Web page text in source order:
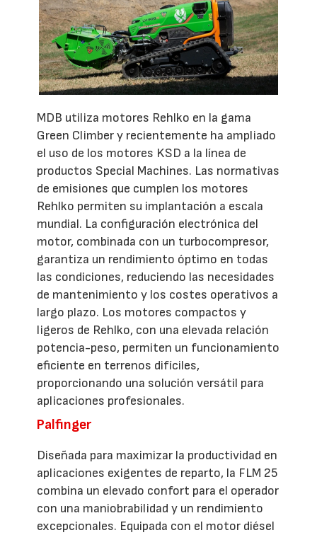
MDB utiliza motores Rehlko en la gama
Green Climber y recientemente ha ampliado
el uso de los motores KSD a la línea de
productos Special Machines. Las normativas
de emisiones que cumplen los motores
Rehlko permiten su implantación a escala
mundial. La configuración electrónica del
motor, combinada con un turbocompresor,
garantiza un rendimiento óptimo en todas
las condiciones, reduciendo las necesidades
de mantenimiento y los costes operativos a
largo plazo. Los motores compactos y
ligeros de Rehlko, con una elevada relación
potencia-peso, permiten un funcionamiento
eficiente en terrenos difíciles,
proporcionando una solución versátil para
aplicaciones profesionales.
Palfinger
Diseñada para maximizar la productividad en
aplicaciones exigentes de reparto, la FLM 25
combina un elevado confort para el operador
con una maniobrabilidad y un rendimiento
excepcionales. Equipada con el motor diésel